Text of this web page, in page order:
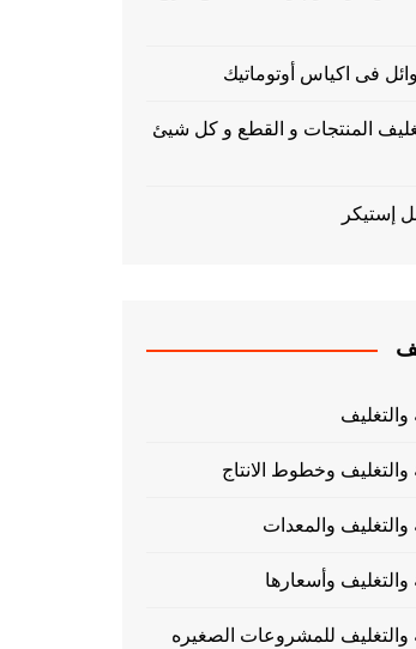
فى اكياس أوتوماتيك
المنتجات و القطع و كل شيئ
إستيكر
والتغليف
والتغليف وخطوط الانتاج
والتغليف والمعدات
والتغليف وأسعارها
والتغليف للمشروعات الصغيره